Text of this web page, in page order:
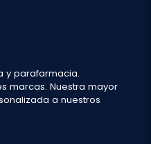
y parafarmacia.
marcas. Nuestra mayor
a nuestros